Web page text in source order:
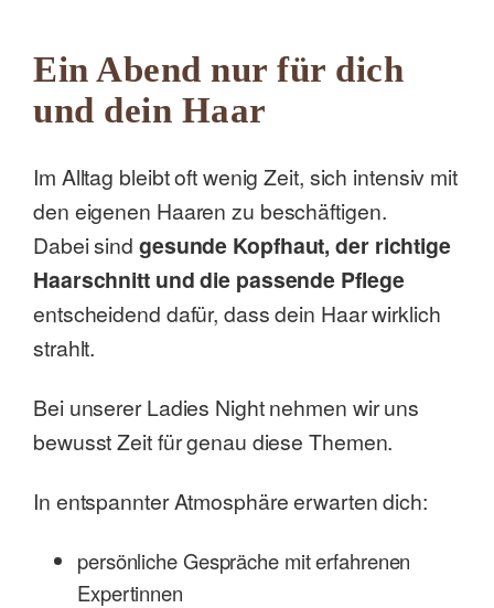
Ein Abend nur für dich
und dein Haar
Im Alltag bleibt oft wenig Zeit, sich intensiv mit
den eigenen Haaren zu beschäftigen.
Dabei sind gesunde Kopfhaut, der richtige
Haarschnitt und die passende Pflege
entscheidend dafür, dass dein Haar wirklich
strahlt.
Bei unserer Ladies Night nehmen wir uns
bewusst Zeit für genau diese Themen.
In entspannter Atmosphäre erwarten dich:
persönliche Gespräche mit erfahrenen
Expertinnen